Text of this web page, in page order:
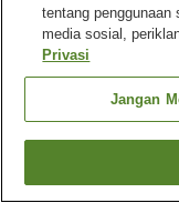
Fasilitas properti
Tempat parkir
Mesin penjual
Beranda Jepang
tentang
media sosial,
Privasi
Jangan